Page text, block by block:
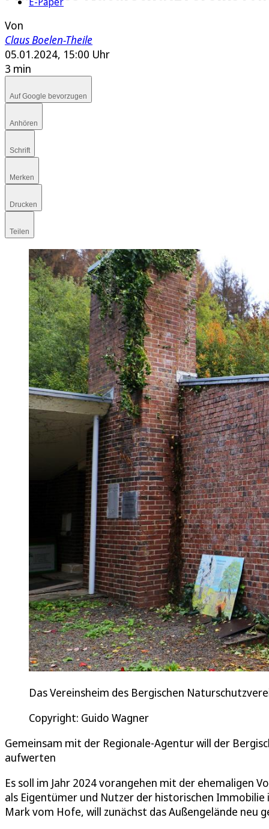
Von
Claus Boelen-Theile
05.01.2024, 15:00 Uhr
3 min
Auf Google bevorzugen
Anhören
Schrift
Merken
Drucken
Teilen
Das Vereinsheim des Bergischen
Copyright: Guido Wagner
Gemeinsam mit der Regionale-Agentur will der
aufwerten
Es soll im Jahr 2024 vorangehen mit der ehemaligen
als Eigentümer und Nutzer der historischen
Mark vom Hofe, will zunächst das Außengelände neu